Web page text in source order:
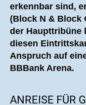
erkennbar sind,
(Block N & Block
der Haupttribüne
diesen
Anspruch auf
BBBank Arena.
ANREISE FÜR